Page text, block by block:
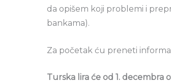
da opišem koji problemi i
bankama).
Za početak ću preneti
Turska lira će od 1.